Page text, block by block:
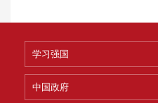
学习强国
中国政府